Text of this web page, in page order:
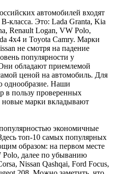
автомобилей входят
класса. Это: Lada Granta, Kia
Renault Logan, VW Polo,
4x4 и Toyota Camry. Марки
не смотря на падение
популярности у
обладают приемлемой
ценой на автомобиль. Для
однообразие. Наши
в пользу проверенных
новые марки вкладывают
экономичные
топ-10 самых популярных
образом: на первом месте
далее по убыванию
Nissan Qashqai, Ford Focus,